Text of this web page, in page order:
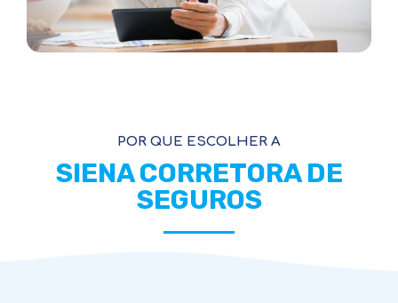
POR QUE ESCOLHER A
SIENA CORRETORA DE
SEGUROS